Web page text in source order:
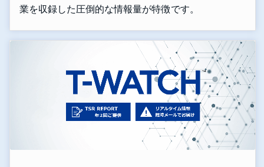
業を収録した圧倒的な情報量が特徴です。